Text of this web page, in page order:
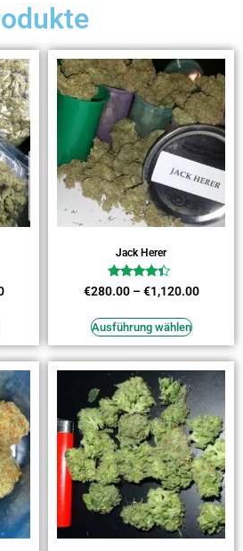
Jack Herer
Bewertet
mit
von 5
€280.00–€1,120.00
Ausführung wählen